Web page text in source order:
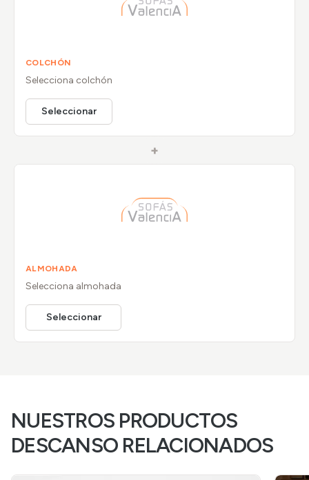
COLCHÓN
Selecciona colchón
Seleccionar
+
ALMOHADA
Selecciona almohada
Seleccionar
NUESTROS PRODUCTOS
DESCANSO RELACIONADOS